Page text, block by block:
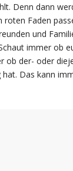
Denn dann
roten Faden
und
immer ob
ob der- oder
Das kann